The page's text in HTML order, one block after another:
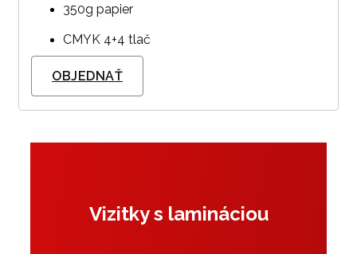
350g papier
CMYK 4+4 tlač
OBJEDNAŤ
Vizitky s lamináciou